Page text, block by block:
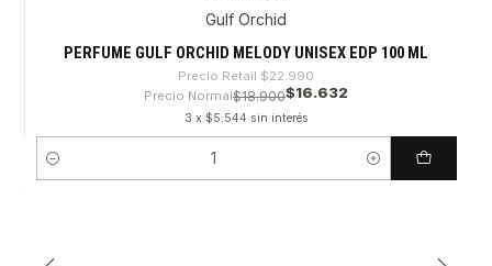
Gulf Orchid
PERFUME GULF ORCHID MELODY UNISEX EDP 100 ML
Precio Retail $22.990
Precio Normal$18.900$16.632
3 x $5.544 sin interés
Cantidad